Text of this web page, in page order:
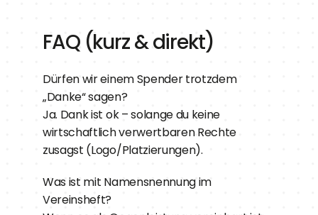
FAQ (kurz & direkt)
Dürfen wir einem Spender trotzdem
„Danke“ sagen?
Ja. Dank ist ok – solange du keine
wirtschaftlich verwertbaren Rechte
zusagst (Logo/Platzierungen).
Was ist mit Namensnennung im
Vereinsheft?